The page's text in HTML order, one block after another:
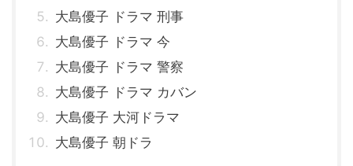
大島優子 ドラマ 刑事
大島優子 ドラマ 今
大島優子 ドラマ 警察
大島優子 ドラマ カバン
大島優子 大河ドラマ
大島優子 朝ドラ